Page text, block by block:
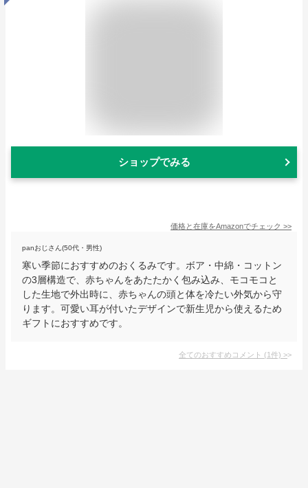
ショップでみる
価格と在庫をAmazonでチェック >>
panおじさん(50代・男性)
寒い季節におすすめのおくるみです。ボア・中綿・コットン
の3層構造で、赤ちゃんをあたたかく包み込み、モコモコと
した生地で外出時に、赤ちゃんの頭と体を冷たい外気から守
ります。可愛い耳が付いたデザインで新生児から使えるため
ギフトにおすすめです。
全てのおすすめコメント (1件) >